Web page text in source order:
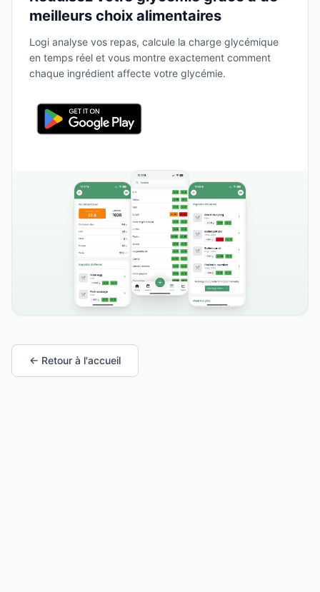
meilleurs choix alimentaires
Logi analyse vos repas, calcule la charge glycémique
en temps réel et vous montre exactement comment
chaque ingrédient affecte votre glycémie.
← Retour à l'accueil